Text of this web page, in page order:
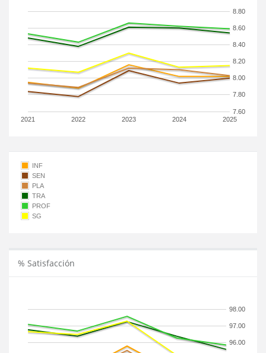
2021 2022 2023 2024 2025
7.60
7.80
8.00
8.20
8.40
8.60
8.80
INF
SEN
PLA
TRA
PROF
SG
% Satisfacción
96.00
97.00
98.00